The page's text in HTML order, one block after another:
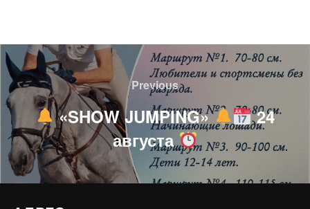
Навигация
по
записям
Previous
Previous
«SHOW JUMPING»
24
августа